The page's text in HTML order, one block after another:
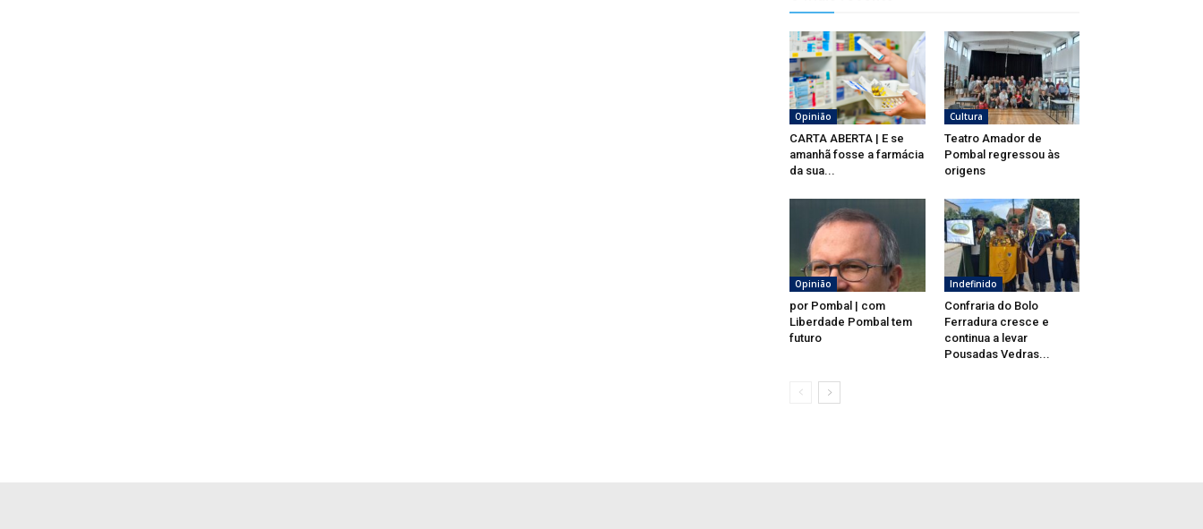
Opinião
CARTA ABERTA | E se
amanhã fosse a farmácia
da sua...
Cultura
Teatro Amador de
Pombal regressou às
origens
Opinião
por Pombal | com
Liberdade Pombal tem
futuro
Indefinido
Confraria do Bolo
Ferradura cresce e
continua a levar
Pousadas Vedras...